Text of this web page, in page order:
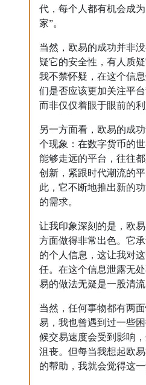
代，每个人都有机会成
家”。
当然，欧易的成功并非
疑它的安全性，有人质疑
我不禁怀疑，在这个信
们是否应该更加关注平台
而非仅仅着眼于眼前的利
另一方面看，欧易的成
个现象：在数字货币的
能够走远的平台，往往
创新，紧跟时代潮流的
此，它不断地推出新的
的需求。
让我印象深刻的是，欧
方面做得非常出色。它
的个人信息，这让我对
任。在这个信息泄露无
易的做法无疑是一股清流
当然，任何事物都有两
易，我也曾遇到过一些
候交易速度会受到影响
沮丧。但每当我想起欧
的帮助，我就会觉得这一